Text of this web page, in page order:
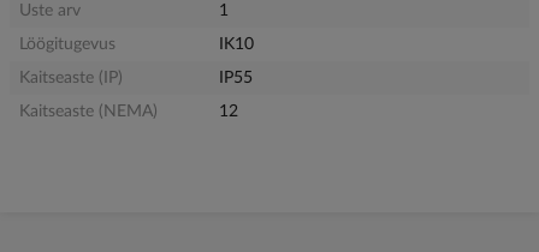
Uste arv
1
Löögitugevus
IK10
Kaitseaste (IP)
IP55
Kaitseaste (NEMA)
12